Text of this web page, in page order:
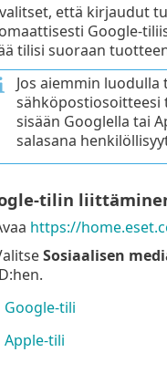
valitset, että kirjaudut
Google-
tilisi suoraan
Jos aiemmin
sähköpostiosoitteesi
sisään Googlella tai
salasana
tilin
https://
Sosiaalisen
Google-tili
Apple-tili